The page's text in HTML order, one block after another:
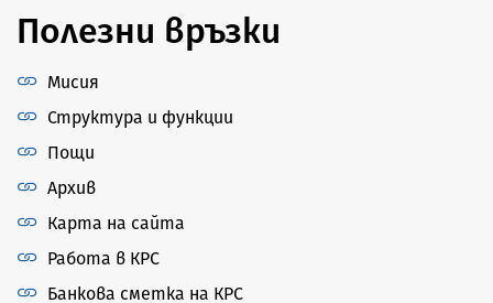
Полезни връзки
Мисия
Структура и функции
Пощи
Архив
Карта на сайта
Работа в КРС
Банкова сметка на КРС